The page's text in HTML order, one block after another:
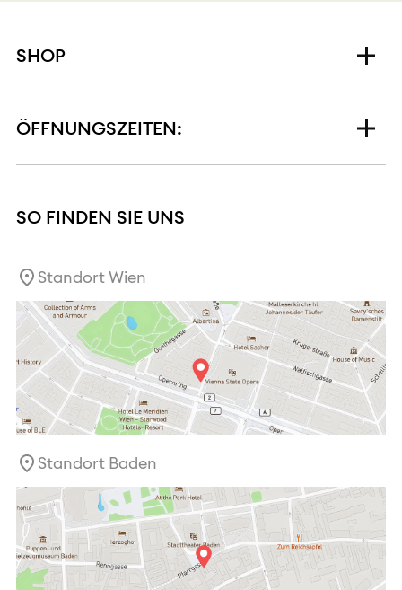
SHOP
ÖFFNUNGSZEITEN:
SO FINDEN SIE UNS
Standort Wien
Standort Baden